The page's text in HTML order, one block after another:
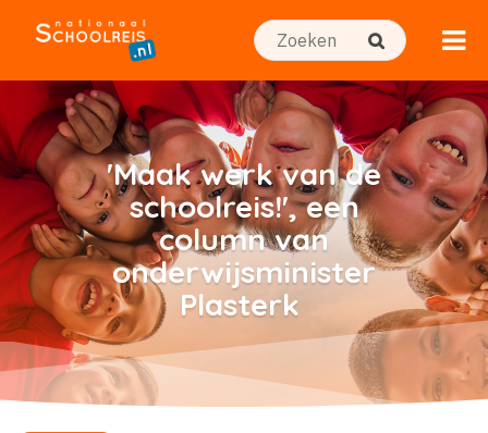
'Maak werk van de
schoolreis!', een
column van
onderwijsminister
Plasterk